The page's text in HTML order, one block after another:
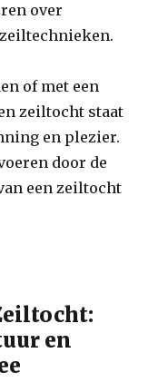
over
of met een
zeiltocht staat
en plezier.
door de
een zeiltocht
en